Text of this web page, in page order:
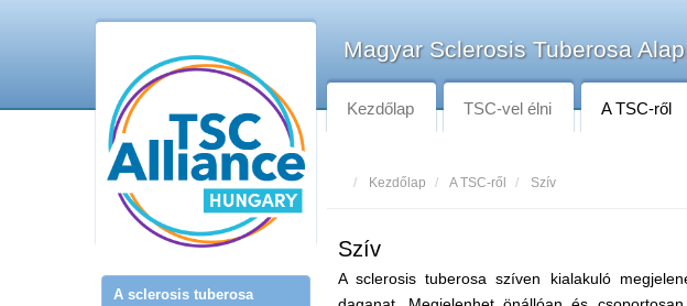
A sclerosis tuberosa
Magyar Sclerosis Tuberosa
Kezdőlap TSC-vel élni A TSC-ről
Kezdőlap A TSC-ről Szív
Szív
A sclerosis tuberosa szíven kialakuló